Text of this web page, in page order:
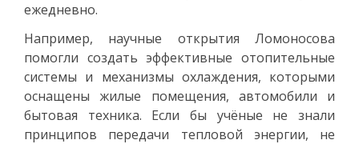
ежедневно.
Например, научные открытия Ломоносова
помогли создать эффективные отопительные
системы и механизмы охлаждения, которыми
оснащены жилые помещения, автомобили и
бытовая техника. Если бы учёные не знали
принципов передачи тепловой энергии, не